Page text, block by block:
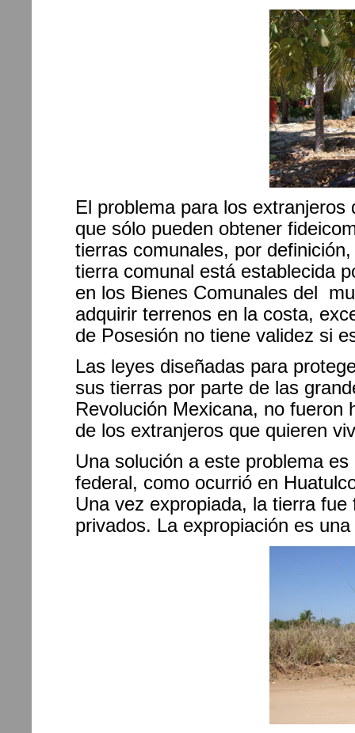
El problema para los
que sólo pueden obtener
tierras comunales, por
tierra comunal está establecida
en los Bienes Comunales del
adquirir terrenos en la costa,
de Posesión no tiene validez si
Las leyes diseñadas para
sus tierras por parte de las
Revolución Mexicana, no fueron
de los extranjeros que quieren
Una solución a este problema
federal, como ocurrió en
Una vez expropiada, la tierra
privados. La expropiación es